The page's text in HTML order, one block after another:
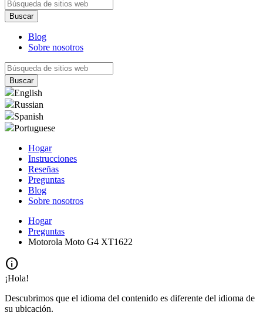
Blog
Sobre nosotros
English
Russian
Spanish
Portuguese
Hogar
Instrucciones
Reseñas
Preguntas
Blog
Sobre nosotros
Hogar
Preguntas
Motorola Moto G4 XT1622
info
¡Hola!
Descubrimos que el idioma del contenido es diferente del idioma de
su ubicación.